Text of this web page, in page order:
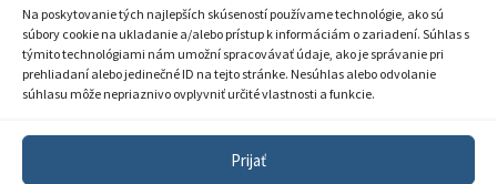
Na poskytovanie tých najlepších skúseností používame technológie, ako sú
súbory cookie na ukladanie a/alebo prístup k informáciám o zariadení. Súhlas s
týmito technológiami nám umožní spracovávať údaje, ako je správanie pri
prehliadaní alebo jedinečné ID na tejto stránke. Nesúhlas alebo odvolanie
súhlasu môže nepriaznivo ovplyvniť určité vlastnosti a funkcie.
Prijať
Zásady ochrany súkromia
Sprístupnenie informácií